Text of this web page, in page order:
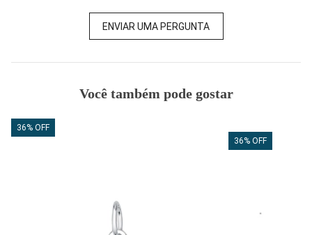
ENVIAR UMA PERGUNTA
Você também pode gostar
36% OFF
36% OFF